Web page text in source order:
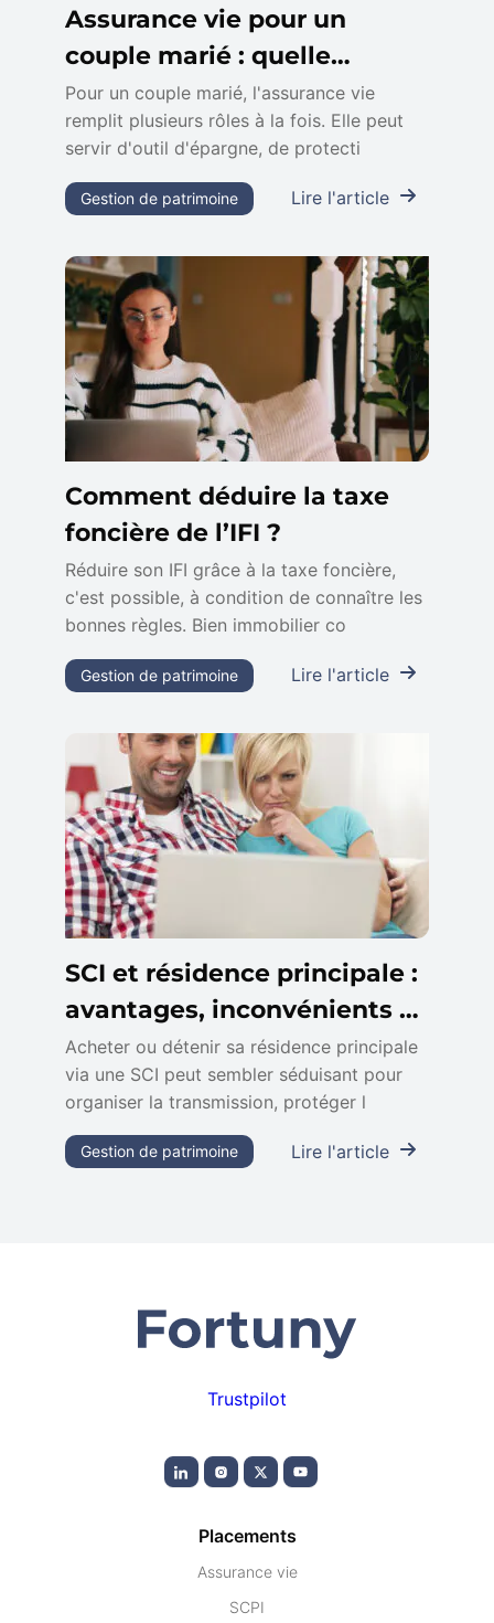
Assurance vie pour un
couple marié : quelle
stratégie adopter ?
Pour un couple marié, l'assurance vie
remplit plusieurs rôles à la fois. Elle peut
servir d'outil d'épargne, de protecti
Lire l'article
Gestion de patrimoine
Comment déduire la taxe
foncière de l’IFI ?
Réduire son IFI grâce à la taxe foncière,
c'est possible, à condition de connaître les
bonnes règles. Bien immobilier co
Lire l'article
Gestion de patrimoine
SCI et résidence principale :
avantages, inconvénients et
fiscalité
Acheter ou détenir sa résidence principale
via une SCI peut sembler séduisant pour
organiser la transmission, protéger l
Lire l'article
Gestion de patrimoine
Trustpilot
Placements
Assurance vie
SCPI